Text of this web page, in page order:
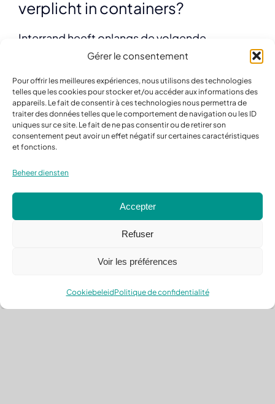
Gérer le consentement
Pour offrir les meilleures expériences, nous utilisons des technologies
telles que les cookies pour stocker et/ou accéder aux informations des
appareils. Le fait de consentir à ces technologies nous permettra de
traiter des données telles que le comportement de navigation ou les ID
uniques sur ce site. Le fait de ne pas consentir ou de retirer son
consentement peut avoir un effet négatif sur certaines caractéristiques
et fonctions.
Beheer diensten
Accepter
Refuser
Voir les préférences
CookiebeleidPolitique de confidentialité
verplicht in containers?
Interrand heeft onlangs de volgende
informatie op hun website geplaatst, waarvan
u hier de vertaling vindt. We waarderen
uiteraard de inspanningen om afval te
verminderen. Maar we betreuren het
voorafgaande besluitvormingsproces (het
punt is niet besproken in de gemeenteraad),
hebben [...]